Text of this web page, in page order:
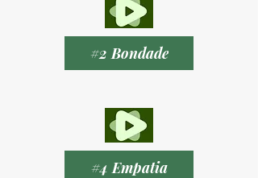
#2 Bondade
#4 Empatia